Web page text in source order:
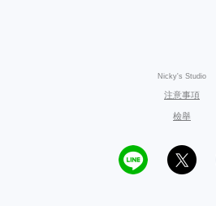
Nicky's Studio
注意事項
檢舉